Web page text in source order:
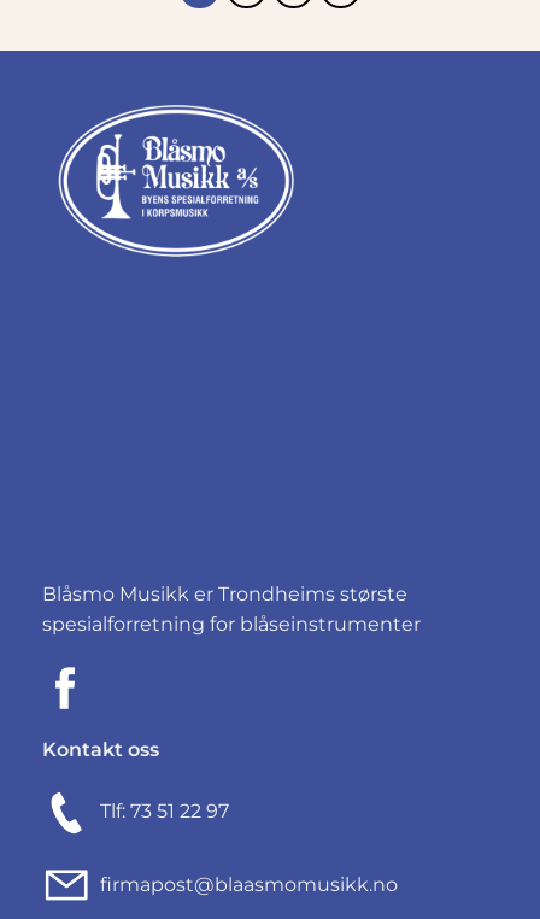
Blåsmo Musikk er Trondheims største
spesialforretning for blåseinstrumenter
Kontakt oss
Tlf: 73 51 22 97
firmapost@blaasmomusikk.no